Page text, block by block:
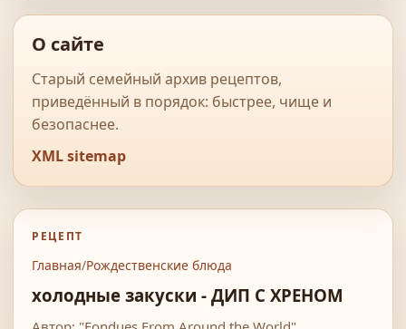
О сайте
Старый семейный архив рецептов,
приведённый в порядок: быстрее, чище и
безопаснее.
XML sitemap
РЕЦЕПТ
Главная/Рождественские блюда
холодные закуски - ДИП С ХРЕНОМ